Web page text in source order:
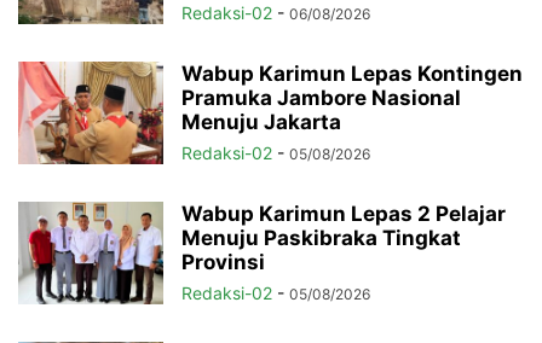
Redaksi-02 - 06/08/2026
Wabup Karimun Lepas Kontingen
Pramuka Jambore Nasional
Menuju Jakarta
Redaksi-02 - 05/08/2026
Wabup Karimun Lepas 2 Pelajar
Menuju Paskibraka Tingkat
Provinsi
Redaksi-02 - 05/08/2026